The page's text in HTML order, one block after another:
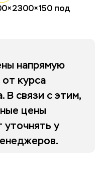
гостиниц
гостиниц
A
под
напрямую
от курса
В связи с этим,
цены
уточнять у